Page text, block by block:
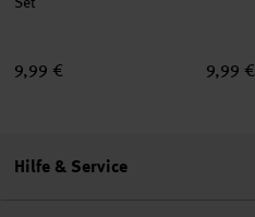
9,99 € 9,99 €
Hilfe & Service